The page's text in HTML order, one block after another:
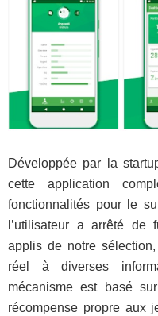
Développée par la
cette application
fonctionnalités pour le
l’utilisateur a arrêté de
applis de notre
réel à diverses
mécanisme est basé
récompense propre aux